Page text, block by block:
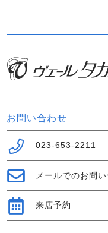
お問い合わせ
023-653-2211
メールでのお問
来店予約